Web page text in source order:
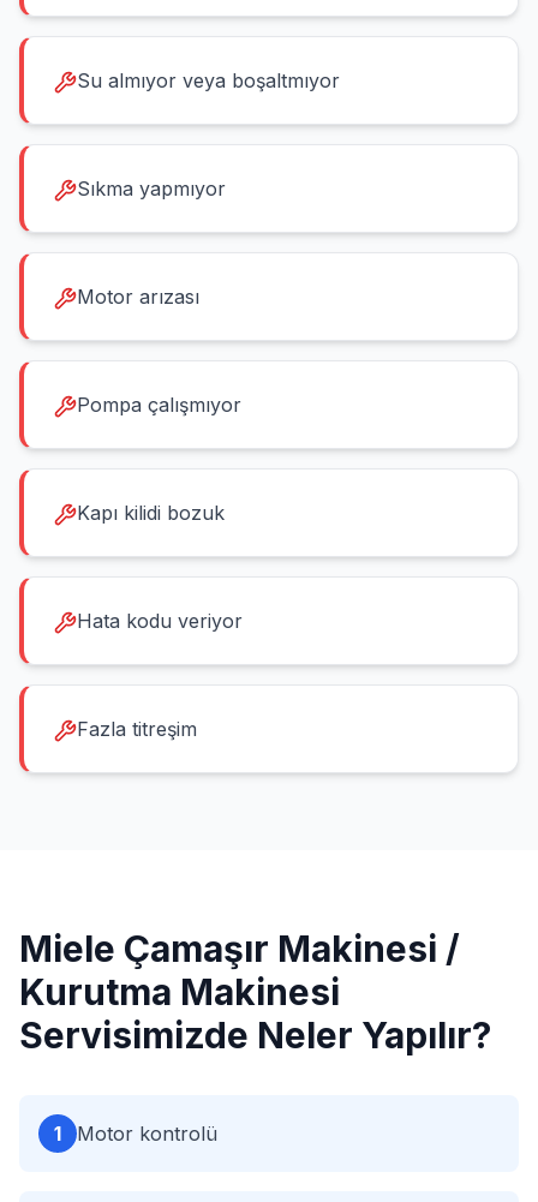
Su almıyor veya boşaltmıyor
Sıkma yapmıyor
Motor arızası
Pompa çalışmıyor
Kapı kilidi bozuk
Hata kodu veriyor
Fazla titreşim
Miele Çamaşır Makinesi /
Kurutma Makinesi
Servisimizde Neler Yapılır?
1 Motor kontrolü